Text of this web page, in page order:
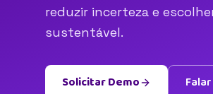
reduzir incerteza e
sustentável.
Solicitar Demo